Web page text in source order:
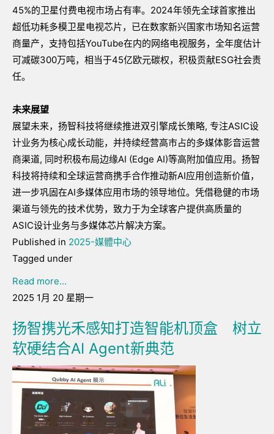
45%的卫星付费电视市场占有率。2024年领先全球首家推出
超低功耗多模卫星电视芯片，已在数家新兴国家市场知名运营
商量产，支持包括YouTube在内的网络电视服务，全年度估计
可减碳300万吨，相当于45亿欧元碳权，积极贡献ESG社会责
任。
未来展望
展望未来，扬智科技将继续推进双引擎成长策略, 专注ASIC设
计业务为核心成长动能，并持续经营高市占的多媒体影音运营
商渠道, 同时积极布局边缘AI (Edge AI)等高附加值应用。扬智
科技将持续和全球运营商携手合作推动新AI应用创造新价值，
进一步巩固在AI多媒体应用市场的领导地位。凭借稳健的市场
渠道与领先的技术优势，致力于为全球客户提供高质量的
ASIC设计业务与多媒体芯片解决方案。
Published in 2025-媒體中心
Tagged under
Read more...
2025 1月 20 星期一
扬智携光禾感知打造智能机顶盒 树立
软硬结合AI Agent新典范